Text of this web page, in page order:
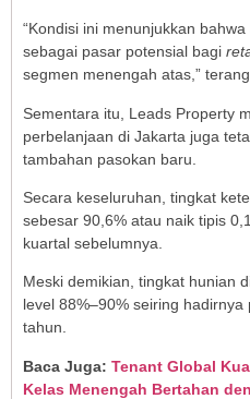
“Kondisi ini menunjukkan
sebagai pasar potensial bagi
segmen menengah atas,”
Sementara itu, Leads Property
perbelanjaan di Jakarta juga
tambahan pasokan baru.
Secara keseluruhan, tingkat
sebesar 90,6% atau naik tipis
kuartal sebelumnya.
Meski demikian, tingkat hunian
level 88%–90% seiring
tahun.
Baca Juga: Tenant Global
Kelas Menengah Bertahan